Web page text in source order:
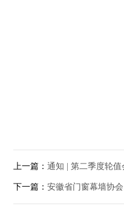
上一篇： 通知 | 第二季度轮
下一篇： 安徽省门窗幕墙协